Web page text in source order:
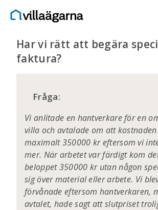
Har vi rätt att begära
faktura?
Fråga:
Vi anlitade en hantverkare för en
villa och avtalade om att
maximalt 350000 kr eftersom vi
mer. När arbetet var färdigt kom
beloppet 350000 kr utan någon
sig över material eller arbete. Vi
förvånade eftersom hantverkaren,
avtalet, hade sagt att slutpriset